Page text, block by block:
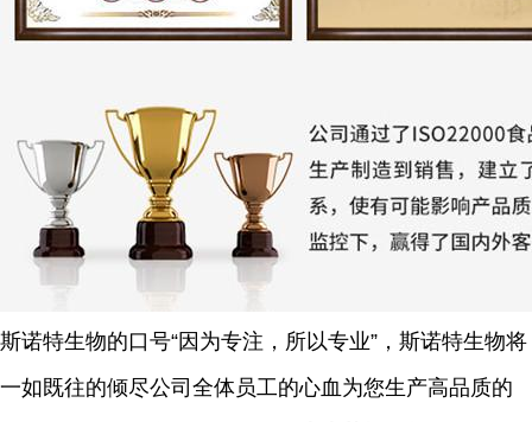
斯诺特生物的口号“因为专注，所以专业”，斯诺特生物将
一如既往的倾尽公司全体员工的心血为您生产高品质的